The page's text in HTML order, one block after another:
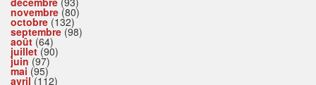
novembre (80)
octobre (132)
septembre (98)
août (64)
juillet(90)
juin (97)
mai (95)
avril(112)